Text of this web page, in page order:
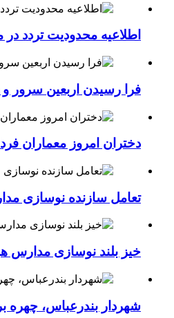
اطلاعیه محدودیت تردد
فرا رسیدن اربعین سرور
دختران امروز معماران
تعامل سازنده نوسازی مدارس
خیز بلند نوسازی مدارس هرمزگان برای استقبال از
شهردار بندرعباس، چهره